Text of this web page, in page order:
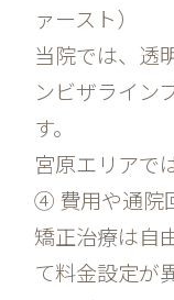
ァースト）
当院では、透
ンビザライン
す。
宮原エリアで
④ 費用や通院
矯正治療は自
て料金設定が